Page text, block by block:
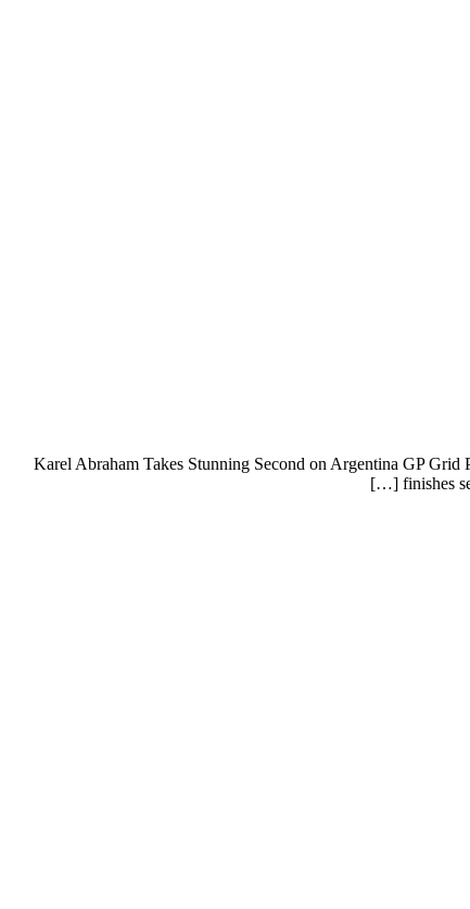
Karel Abraham Takes Stunning Second on Argentina GP
finishes